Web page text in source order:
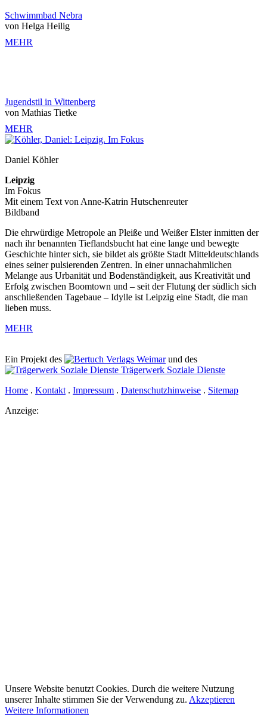
Schwimmbad Nebra
von Helga Heilig
MEHR
Jugendstil in Wittenberg
von Mathias Tietke
MEHR
Daniel Köhler
Leipzig
Im Fokus
Mit einem Text von Anne-Katrin Hutschenreuter
Bildband
Die ehrwürdige Metropole an Pleiße und Weißer Elster inmitten der
nach ihr benannten Tieflandsbucht hat eine lange und bewegte
Geschichte hinter sich, sie bildet als größte Stadt Mitteldeutschlands
eines seiner pulsierenden Zentren. In einer unnachahmlichen
Melange aus Urbanität und Bodenständigkeit, aus Kreativität und
Erfolg zwischen Boomtown und – seit der Flutung der südlich sich
anschließenden Tagebaue – Idylle ist Leipzig eine Stadt, die man
lieben muss.
MEHR
Ein Projekt des Verlags Weimarund des
Trägerwerk Soziale Dienste
Home . Kontakt . Impressum . Datenschutzhinweise . Sitemap
Anzeige:
Unsere Website benutzt Cookies. Durch die weitere Nutzung
unserer Inhalte stimmen Sie der Verwendung zu. Akzeptieren
Weitere Informationen